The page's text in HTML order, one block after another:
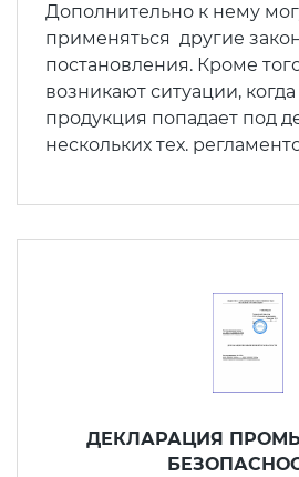
Дополнительно к нему
применяться другие
постановления. Кроме
возникают ситуации,
продукция попадает под
нескольких тех.
ДЕКЛАРАЦИЯ